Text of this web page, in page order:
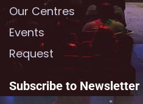
Our Centres
Events
Request
Subscribe to Newsletter